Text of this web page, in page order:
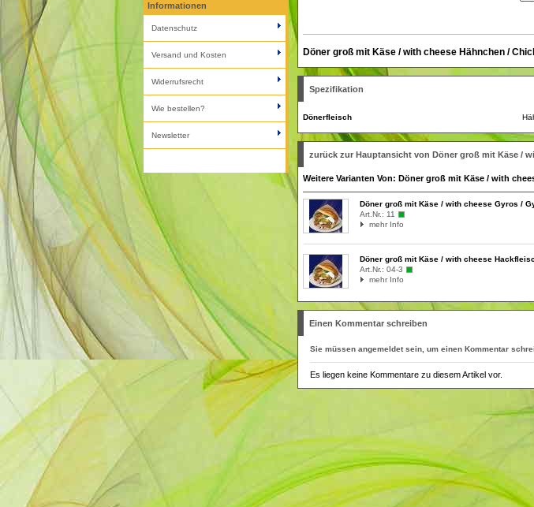
Informationen
Datenschutz
Versand und Kosten
Widerrufsrecht
Wie bestellen?
Newsletter
Döner groß mit Käse / with cheese Hähnchen /
Spezifikation
Dönerfleisch
zurück zur Hauptansicht von Döner groß mit Käse /
Weitere Varianten Von: Döner groß mit Käse / with
Döner groß mit Käse / with cheese Gyros /
Art.Nr.: 11
mehr Info
Döner groß mit Käse / with cheese
Art.Nr.: 04-3
mehr Info
Einen Kommentar schreiben
Sie müssen angemeldetsein, um einen Kommentar
Es liegen keine Kommentare zu diesem Artikel vor.